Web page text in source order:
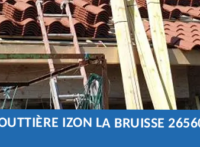
IZON LA BRUISSE